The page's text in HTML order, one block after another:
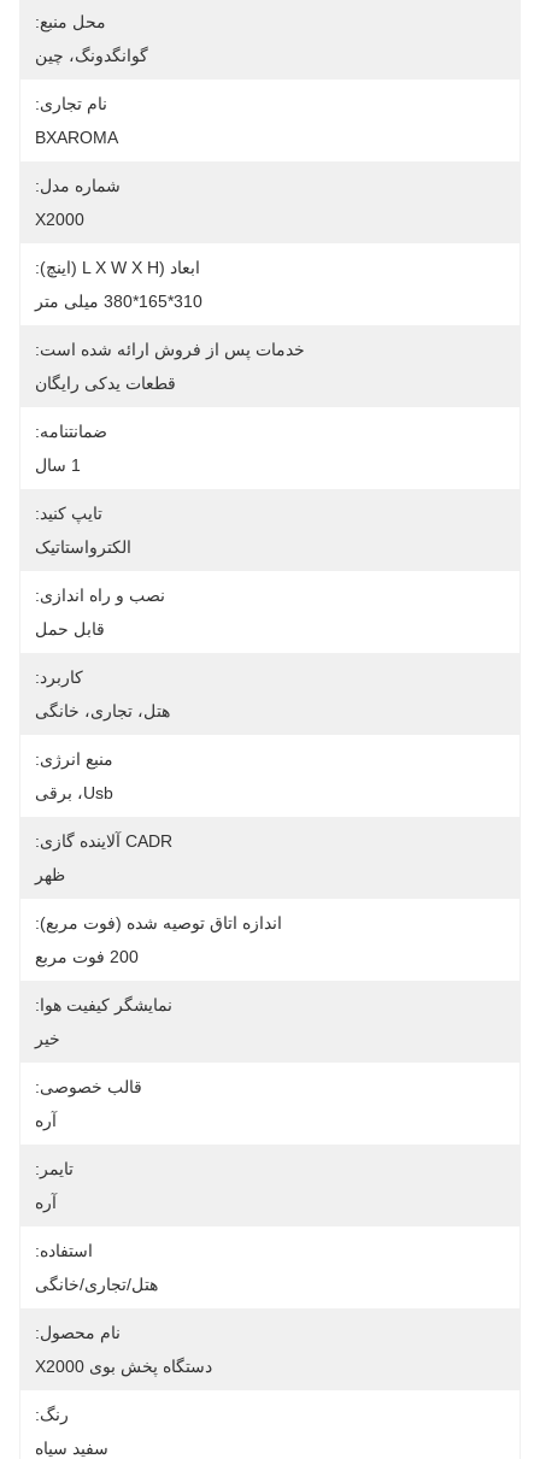
محل منبع:
گوانگدونگ، چین
نام تجاری:
BXAROMA
شماره مدل:
X2000
ابعاد (L X W X H (اینچ):
310*165*380 میلی متر
خدمات پس از فروش ارائه شده است:
قطعات یدکی رایگان
ضمانتنامه:
1 سال
تایپ کنید:
الکترواستاتیک
نصب و راه اندازی:
قابل حمل
کاربرد:
هتل، تجاری، خانگی
منبع انرژی:
Usb، برقی
CADR آلاینده گازی:
ظهر
اندازه اتاق توصیه شده (فوت مربع):
200 فوت مربع
نمایشگر کیفیت هوا:
خیر
قالب خصوصی:
آره
تایمر:
آره
استفاده:
هتل/تجاری/خانگی
نام محصول:
دستگاه پخش بوی X2000
رنگ:
سفید سیاه